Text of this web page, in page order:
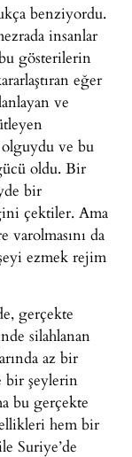
benziyordu.
insanlar
gösterilerin
eğer
ve
ve bu
oldu. Bir
bir
çektiler. Ama
varolmasını da
ezmek rejim
gerçekte
silahlanan
az bir
bir şeylerin
bu gerçekte
hem bir
Suriye’de